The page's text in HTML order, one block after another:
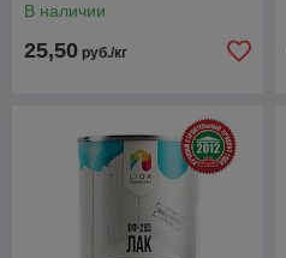
В наличии
25,50 руб./кг